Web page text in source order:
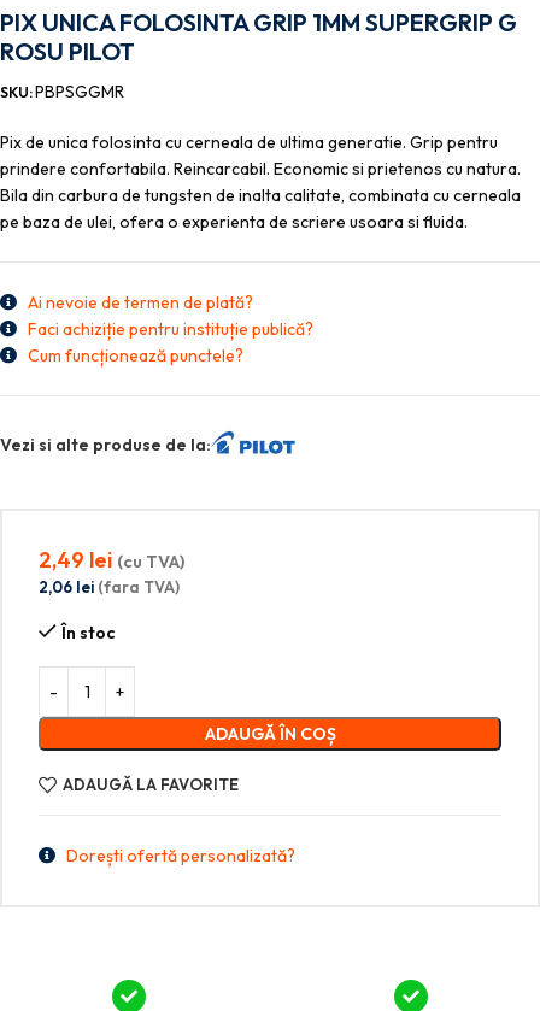
PIX UNICA FOLOSINTA GRIP 1MM SUPERGRIP G
ROSU PILOT
SKU:PBPSGGMR
Pix de unica folosinta cu cerneala de ultima generatie. Grip pentru
prindere confortabila. Reincarcabil. Economic si prietenos cu natura.
Bila din carbura de tungsten de inalta calitate, combinata cu cerneala
pe baza de ulei, ofera o experienta de scriere usoara si fluida.
Ai nevoie de termen de plată?
Faci achiziție pentru instituție publică?
Cum funcționează punctele?
Vezi si alte produse de la:
2,49 lei (cu TVA)
2,06 lei (fara TVA)
În stoc
ADAUGĂ ÎN COȘ
ADAUGĂ LA FAVORITE
Dorești ofertă personalizată?